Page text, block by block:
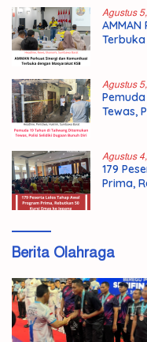
Agustus
Agustus
Tewas,
Agustus
179
Prima,
Berita Olahraga